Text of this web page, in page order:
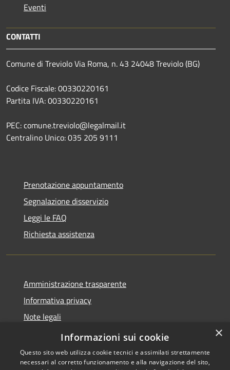
Eventi
CONTATTI
Comune di Treviolo Via Roma, n. 43 24048 Treviolo (BG)
Codice Fiscale: 00330220161
Partita IVA: 00330220161
PEC: comune.treviolo@legalmail.it
Centralino Unico:035 205 9111
Prenotazione appuntamento
Segnalazione disservizio
Leggi le FAQ
Richiesta assistenza
Amministrazione trasparente
Informativa privacy
Note legali
Dichiarazione di accessibilità
×
Informazioni sui cookie
Questo sito web utilizza cookie tecnici e assimilati strettamente
necessari al corretto funzionamento e alla navigazione del sito,